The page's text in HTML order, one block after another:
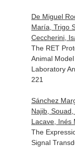
De Miguel
María, Trigo
Ceccherini,
The RET
Animal
Laboratory
221
Sánchez
Najib,
Lacave, Inés
The
Signal